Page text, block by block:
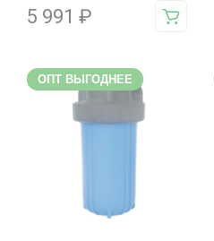
5 991 ₽
ОПТ ВЫГОДНЕЕ